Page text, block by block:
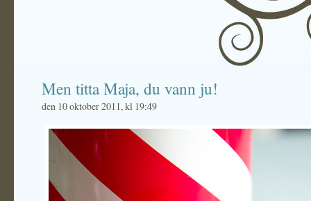
Men titta Maja, du vann ju!
den 10 oktober 2011, kl 19:49